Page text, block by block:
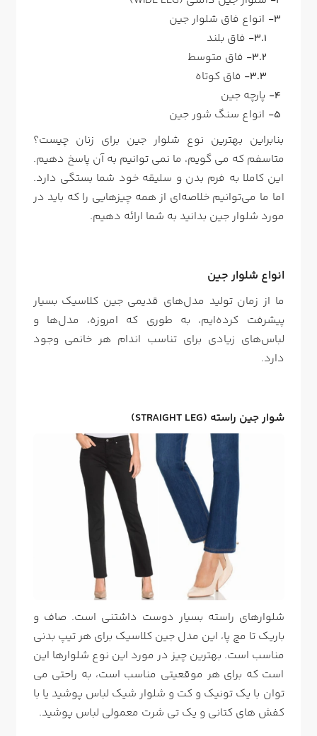
انواع فاق شلوار جین
فاق بلند
فاق متوسط
فاق کوتاه
پارچه جین
انواع سنگ شور جین
بنابراین بهترین نوع شلوار جین برای زنان چیست؟
متاسفم که می گویم، ما نمی توانیم به آن پاسخ دهیم.
این کاملا به فرم بدن و سلیقه خود شما بستگی دارد.
اما ما می‌توانیم خلاصه‌ای از همه چیزهایی را که باید در
مورد شلوار جین بدانید به شما ارائه دهیم.
انواع شلوار جین
ما از زمان تولید مدل‌های قدیمی جین کلاسیک بسیار
پیشرفت کرده‌ایم، به طوری که امروزه، مدل‌ها و
لباس‌های زیادی برای تناسب اندام هر خانمی وجود
دارد.
شوار جین راسته (STRAIGHT LEG)
شلوارهای راسته بسیار دوست داشتنی است. صاف و
باریک تا مچ پا، این مدل جین کلاسیک برای هر تیپ بدنی
مناسب است. بهترین چیز در مورد این نوع شلوارها این
است که برای هر موقعیتی مناسب است، به راحتی می
توان با یک تونیک و کت و شلوار شیک لباس پوشید یا با
کفش های کتانی و یک تی شرت معمولی لباس پوشید.